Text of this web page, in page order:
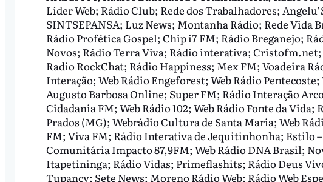
Líder Web; Rádio Club; Rede dos Trabalhadores;
SINTSEPANSA; Luz News; Montanha Rádio; Rede Vida
Rádio Profética Gospel; Chip i7 FM; Rádio Breganejo;
Novos; Rádio Terra Viva; Rádio interativa;
Radio RockChat; Rádio Happiness; Mex FM; Voadeira
Interação; Web Rádio Engeforest; Web Rádio
Augusto Barbosa Online; Super FM; Rádio Interação
Cidadania FM; Web Rádio 102; Web Rádio Fonte da Vida;
Prados (MG); Webrádio Cultura de Santa Maria; Web
FM; Viva FM; Rádio Interativa de Jequitinhonha; Estilo –
Comunitária Impacto 87,9FM; Web Rádio DNA Brasil;
Itapetininga; Rádio Vidas; Primeflashits; Rádio Deus
Tupancy; Sete News; Moreno Rádio Web; Rádio Web